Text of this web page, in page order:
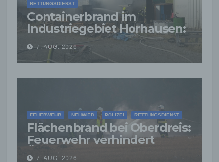
RETTUNGSDIENST
Containerbrand im
Industriegebiet Horhausen:
Feuerwehr verhindert
weitere Ausbreitung
7. AUG. 2026
FEUERWEHR NEUWIED POLIZEI RETTUNGSDIENST
Flächenbrand bei Oberdreis:
Feuerwehr verhindert
Übergreifen auf Waldgebiet
7. AUG. 2026